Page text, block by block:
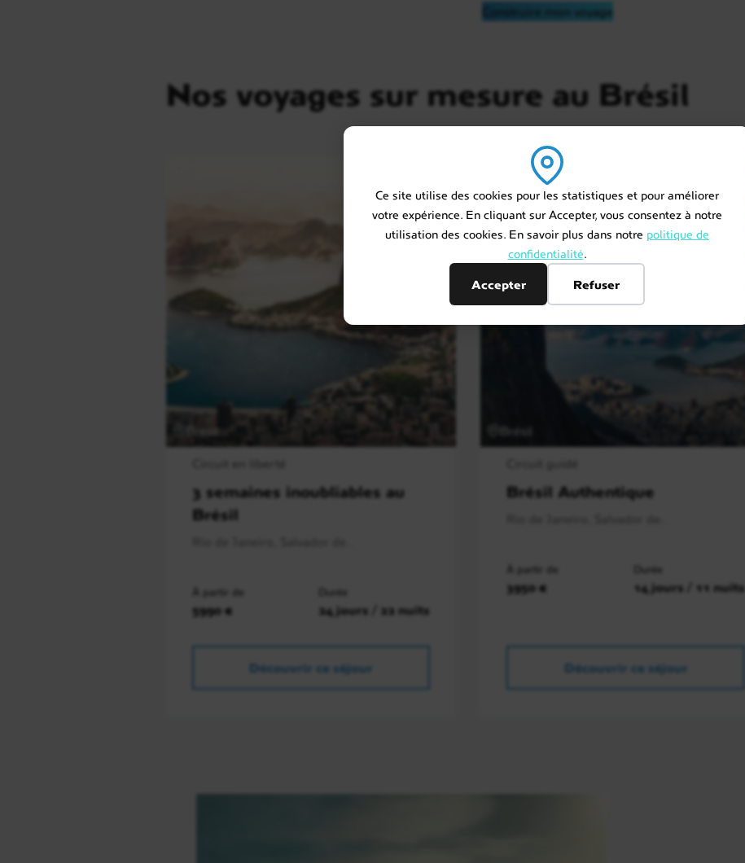
Ce site utilise des cookies pour les statistiques et pour améliorer
votre expérience. En cliquant sur Accepter, vous consentez à notre
utilisation des cookies. En savoir plus dans notre politique de
confidentialité.
Accepter
Refuser
Construire mon voyage
Nos voyages sur mesure au Brésil
3 semaines inoubliables au
Brésil
À partir de
5990 €
Durée
24 jours / 22 nuits
Découvrir ce séjour
Brésil
Brésil Authentique
À partir de
3950 €
Durée
14 jours / 11 nuits
Découvrir ce séjour